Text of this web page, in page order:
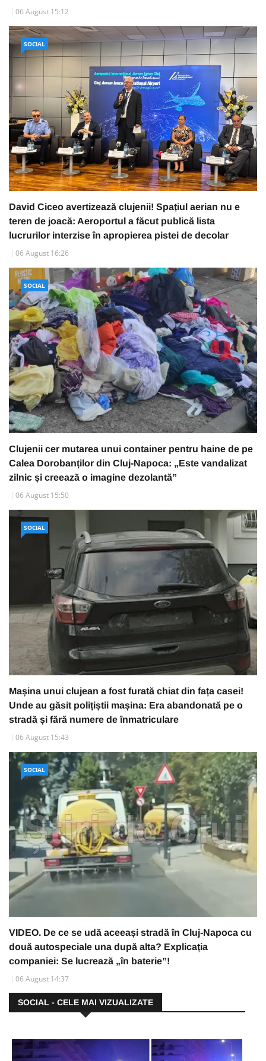
06 August 15:12
SOCIAL
David Ciceo avertizează clujenii! Spațiul aerian nu e
teren de joacă: Aeroportul a făcut publică lista
lucrurilor interzise în apropierea pistei de decolar
06 August 16:26
SOCIAL
Clujenii cer mutarea unui container pentru haine de pe
Calea Dorobanților din Cluj-Napoca: „Este vandalizat
zilnic și creează o imagine dezolantă”
06 August 15:50
SOCIAL
Mașina unui clujean a fost furată chiat din fața casei!
Unde au găsit polițiștii mașina: Era abandonată pe o
stradă și fără numere de înmatriculare
06 August 15:43
SOCIAL
VIDEO. De ce se udă aceeași stradă în Cluj-Napoca cu
două autospeciale una după alta? Explicația
companiei: Se lucrează „în baterie”!
06 August 14:37
SOCIAL - CELE MAI VIZUALIZATE